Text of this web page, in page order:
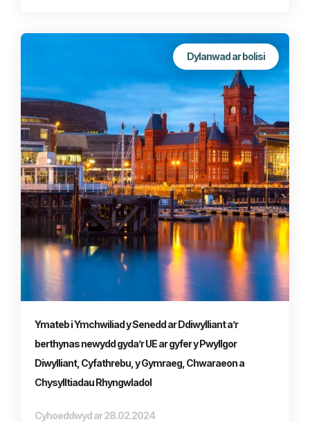
Dylanwad ar bolisi
Ymateb i Ymchwiliad y Senedd ar Ddiwylliant a’r
berthynas newydd gyda’r UE ar gyfer y Pwyllgor
Diwylliant, Cyfathrebu, y Gymraeg, Chwaraeon a
Chysylltiadau Rhyngwladol
Cyhoeddwyd ar 28.02.2024